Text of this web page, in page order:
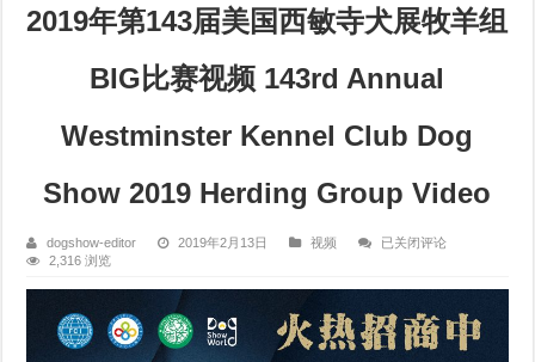
2019年第143届美国西敏寺犬展牧羊组
BIG比赛视频 143rd Annual
Westminster Kennel Club Dog
Show 2019 Herding Group Video
dogshow-editor 2019年2月13日 视频
2019
143
美
国
已关闭评论
2,316 浏览